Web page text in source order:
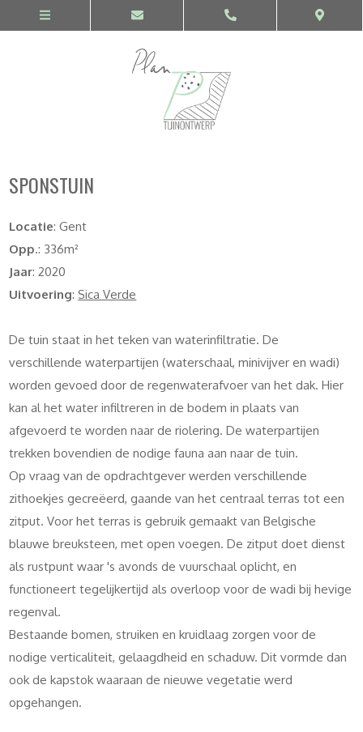
SPONSTUIN
Locatie: Gent
Opp.: 336m²
Jaar: 2020
Uitvoering: Sica Verde
De tuin staat in het teken van waterinfiltratie. De
verschillende waterpartijen (waterschaal, minivijver en wadi)
worden gevoed door de regenwaterafvoer van het dak. Hier
kan al het water infiltreren in de bodem in plaats van
afgevoerd te worden naar de riolering. De waterpartijen
trekken bovendien de nodige fauna aan naar de tuin.
Op vraag van de opdrachtgever werden verschillende
zithoekjes gecreëerd, gaande van het centraal terras tot een
zitput. Voor het terras is gebruik gemaakt van Belgische
blauwe breuksteen, met open voegen. De zitput doet dienst
als rustpunt waar 's avonds de vuurschaal oplicht, en
functioneert tegelijkertijd als overloop voor de wadi bij hevige
regenval.
Bestaande bomen, struiken en kruidlaag zorgen voor de
nodige verticaliteit, gelaagdheid en schaduw. Dit vormde dan
ook de kapstok waaraan de nieuwe vegetatie werd
opgehangen.